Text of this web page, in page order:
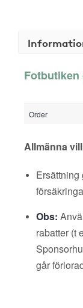
Fotbutiken
Order
Allmänna
Ersättning
Obs:
rabatter (t
går